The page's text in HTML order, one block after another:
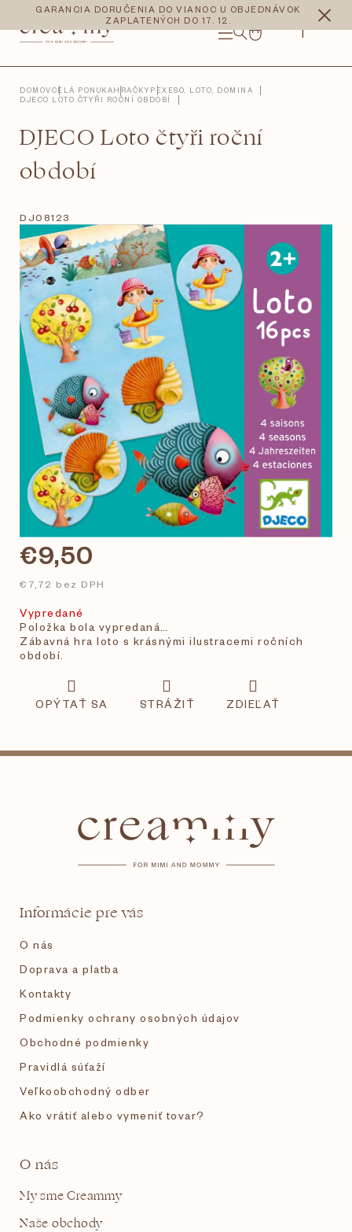
obsah
GARANCIA DORUČENIA DO VIANOC U OBJEDNÁVOK
ZAPLATENÝCH DO 17. 12.
NÁKUPNÝ
CZK EUR
DOMOVCELÁ PONUKAHRAČKY PEXESO, LOTO, DOMINA
DJECO LOTO ČTYŘI ROČNÍ OBDOBÍ
DJECO Loto čtyři roční
období
DJ08123
€9,50
€7,72 bez DPH
Vypredané
Položka bola vypredaná…
Zábavná hra loto s krásnými ilustracemi ročních
období.
OPÝTAŤ SA STRÁŽIŤ ZDIEĽAŤ
Informácie pre vás
O nás
Doprava a platba
Kontakty
Podmienky ochrany osobných údajov
Obchodné podmienky
Pravidlá súťaží
Veľkoobchodný odber
Ako vrátiť alebo vymeniť tovar?
O nás
My sme Creammy
Naše obchody